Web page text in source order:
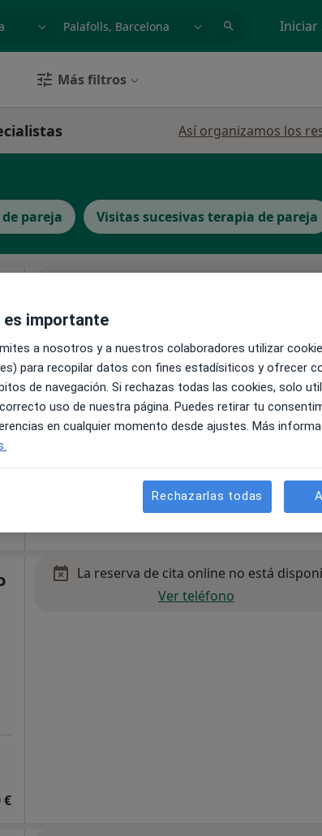
Iniciar
Más filtros
Así organizamos los
pareja Visitas sucesivas terapia de pareja
€
La reserva de cita online no está
Ver teléfono
es importante
a nosotros y a nuestros colaboradores utilizar
para recopilar datos con fines estadísiticos y ofrecer
de navegación. Si rechazas todas las cookies, solo
uso de nuestra página. Puedes retirar tu
en cualquier momento desde ajustes. Más
Rechazarlas todas